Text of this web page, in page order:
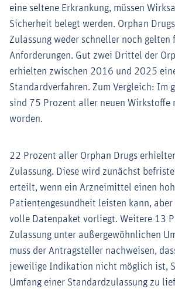
eine seltene Erkrankung, müssen
Sicherheit belegt werden. Orphan
Zulassung weder schneller noch gelten
Anforderungen. Gut zwei Drittel der
erhielten zwischen 2016 und 2025
Standardverfahren. Zum Vergleich: Im
sind 75 Prozent aller neuen Wirkstoffe
worden.
22 Prozent aller Orphan Drugs
Zulassung. Diese wird zunächst
erteilt, wenn ein Arzneimittel einen
Patientengesundheit leisten kann,
volle Datenpaket vorliegt. Weitere 13
Zulassung unter außergewöhnlichen
muss der Antragsteller nachweisen,
jeweilige Indikation nicht möglich ist,
Umfang einer Standardzulassung zu